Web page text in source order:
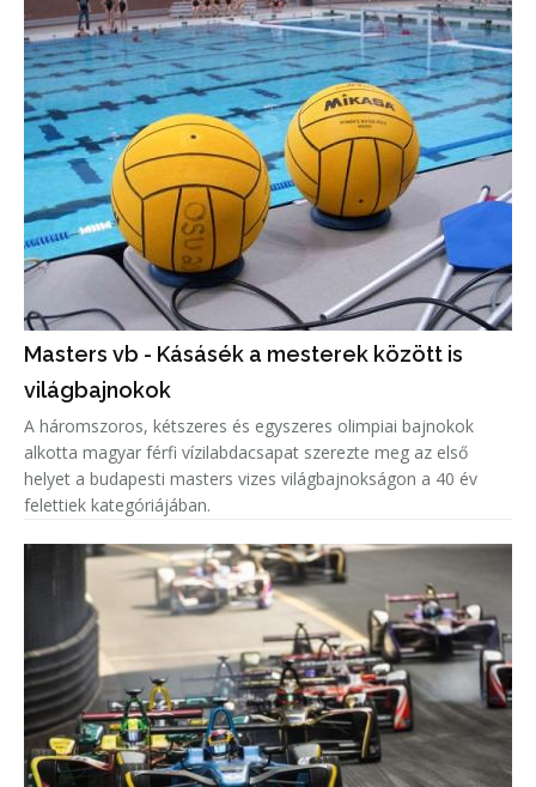
Masters vb - Kásásék a mesterek között is
világbajnokok
A háromszoros, kétszeres és egyszeres olimpiai bajnokok
alkotta magyar férfi vízilabdacsapat szerezte meg az első
helyet a budapesti masters vizes világbajnokságon a 40 év
felettiek kategóriájában.